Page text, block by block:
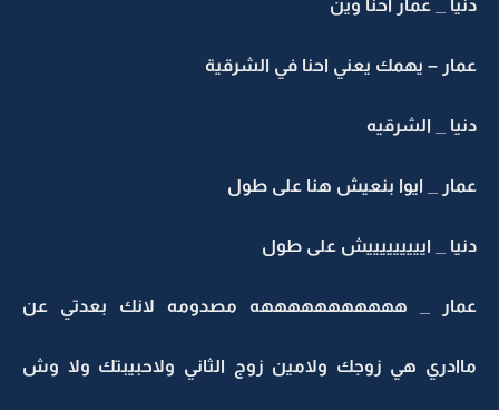
_ عمار احنا وين
– يهمك يعني احنا في الشرقية
_ الشرقيه
_ ايوا بنعيش هنا على طول
_ ايييييييييش على طول
_ هههههههههههه مصدومه لانك بعدتي عن
هي زوجك ولامين زوج الثاني ولاحبيبتك ولا وش